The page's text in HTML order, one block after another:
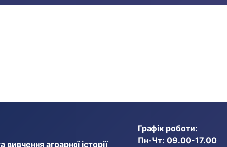
аграрної історії
Графік роботи:
Пн-Чт: 09.00-17.00